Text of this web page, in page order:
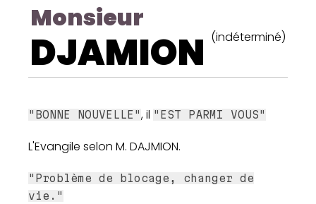
Monsieur
DJAMION (indéterminé)
"BONNE NOUVELLE", il "EST PARMI VOUS"
L'Evangile selon M. DAJMION.
"Problème de blocage, changer de
vie."